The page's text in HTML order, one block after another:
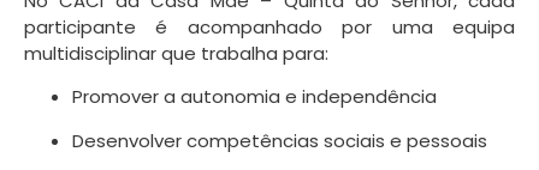
participante é acompanhado por uma equipa
multidisciplinar que trabalha para:
Promover a autonomia e independência
Desenvolver competências sociais e pessoais